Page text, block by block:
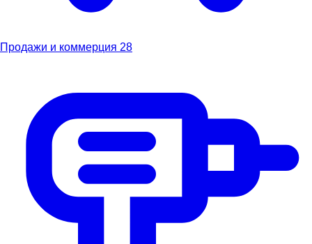
Продажи и коммерция 28